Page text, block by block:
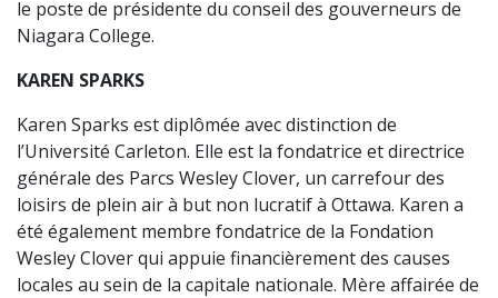
le poste de présidente du conseil des gouverneurs de
Niagara College.
KAREN SPARKS
Karen Sparks est diplômée avec distinction de
l’Université Carleton. Elle est la fondatrice et directrice
générale des Parcs Wesley Clover, un carrefour des
loisirs de plein air à but non lucratif à Ottawa. Karen a
été également membre fondatrice de la Fondation
Wesley Clover qui appuie financièrement des causes
locales au sein de la capitale nationale. Mère affairée de